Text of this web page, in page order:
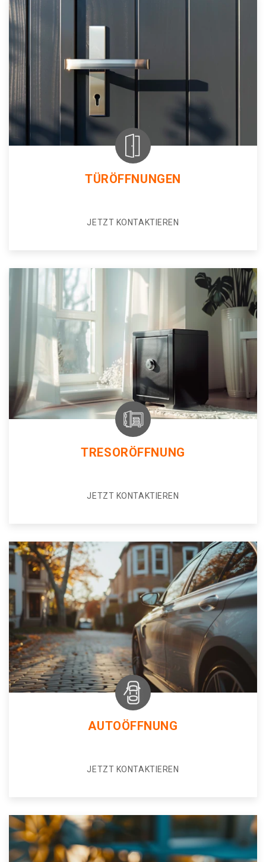
TÜRÖFFNUNGEN
JETZT KONTAKTIEREN
TRESORÖFFNUNG
JETZT KONTAKTIEREN
AUTOÖFFNUNG
JETZT KONTAKTIEREN